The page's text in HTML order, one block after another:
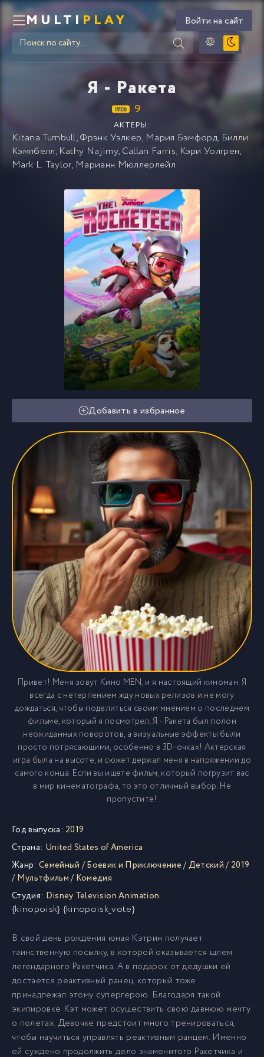
MULTIPLAY Войти на сайт
Я - Ракета
9
АКТЕРЫ:
Kitana Turnbull,Фрэнк Уэлкер, Мария Бэмфорд, Билли
Кэмпбелл, Kathy Najimy, Callan Farris, Кэри Уолгрен,
Mark L. Taylor, Марианн Мюллерлейл
Добавить в избранное
Привет! Меня зовут Кино MEN, и я настоящий киноман. Я
всегда с нетерпением жду новых релизов и не могу
дождаться, чтобы поделиться своим мнением о последнем
фильме, который я посмотрел. Я - Ракета был полон
неожиданных поворотов, а визуальные эффекты были
просто потрясающими, особенно в 3D-очках! Актерская
игра была на высоте, и сюжет держал меня в напряжении до
самого конца. Если вы ищете фильм, который погрузит вас
в мир кинематографа, то это отличный выбор. Не
пропустите!
Год выпуска: 2019
Страна: United States of America
Жанр: Семейный /Боевик и Приключение/Детский/ 2019
/ Мультфильм/ Комедия
Студия: Disney Television Animation
{kinopoisk} {kinopoisk_vote}
В свой день рождения юная Кэтрин получает
таинственную посылку, в которой оказывается шлем
легендарного Ракетчика. А в подарок от дедушки ей
достается реактивный ранец, который тоже
принадлежал этому супергерою. Благодаря такой
экипировке Кэт может осуществить свою давнюю мечту
о полетах. Девочке предстоит много тренироваться,
чтобы научиться управлять реактивным ранцем. Именно
ей суждено продолжить дело знаменитого Ракетчика и